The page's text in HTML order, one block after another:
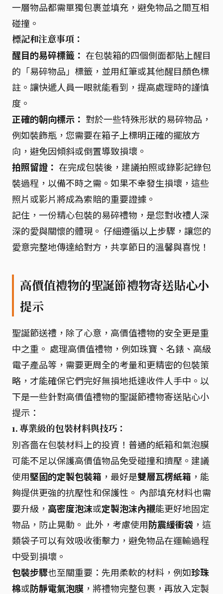
一層物品都需單獨包裹並填充，避免物品之間互相
碰撞。
標記和注意事項：
醒目的易碎標籤： 在包裝箱的四個側面都貼上醒目
的「易碎物品」標籤，並用紅筆或其他醒目顏色標
註。讓快遞人員一眼就能看到，提高處理時的謹慎
度。
正確的朝向標示： 對於一些特殊形狀的易碎物品，
例如裝飾瓶，您需要在箱子上標明正確的擺放方
向，避免因傾斜或倒置導致損壞。
拍照留證： 在完成包裝後，建議拍照或錄影記錄包
裝過程，以備不時之需。如果不幸發生損壞，這些
照片或影片將成為索賠的重要證據。
記住，一份精心包裝的易碎禮物，是您對收禮人深
深的愛與關懷的體現。 仔細遵循以上步驟，讓您的
愛意完整地傳達給對方，共享節日的溫馨與喜悅！
高價值禮物的聖誕節禮物寄送貼心小
提示
聖誕節送禮，除了心意，高價值禮物的安全更是重
中之重。 處理高價值禮物，例如珠寶、名錶、高級
電子產品等，需要更周全的考量和更精密的包裝策
略，才能確保它們完好無損地抵達收件人手中。以
下是一些針對高價值禮物的聖誕節禮物寄送貼心小
提示：
1. 專業級的包裝材料與技巧：
別吝嗇在包裝材料上的投資！普通的紙箱和氣泡膜
可能不足以保護高價值物品免受碰撞和擠壓。建議
使用堅固的定製包裝箱 ，最好是雙層瓦楞紙箱 ，能
夠提供更強的抗壓性和保護性。 內部填充材料也需
要升級， 高密度泡沫或定製泡沫內襯能更好地固定
物品，防止晃動。 此外，考慮使用防震緩衝袋 ，這
類袋子可以有效吸收衝擊力，避免物品在運輸過程
中受到損壞。
包裝步驟也至關重要：先用柔軟的材料，例如珍珠
棉或防靜電氣泡膜 ，將禮物完整包裹，再放入定製